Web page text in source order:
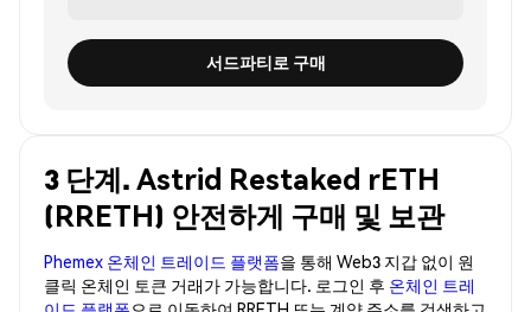
서드파티로 구매
3 단계. Astrid Restaked rETH
(RRETH) 안전하게 구매 및 보관
Phemex 온체인 트레이드 플랫폼을 통해 Web3 지갑 없이 원
클릭 온체인 토큰 거래가 가능합니다. 로그인 후 온체인 트레